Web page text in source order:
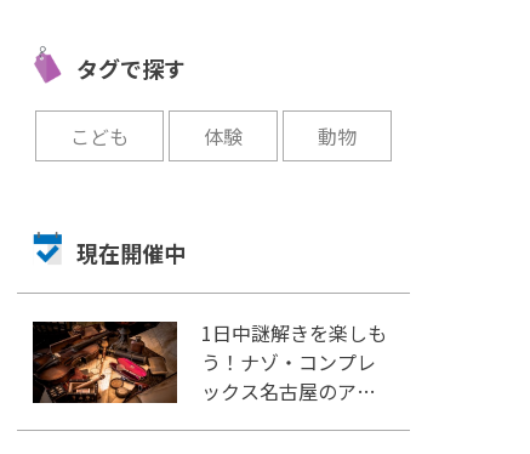
イワードあさひ」
タグで探す
こども 体験 動物
現在開催中
1日中謎解きを楽しも
う！ナゾ・コンプレ
ックス名古屋のアク